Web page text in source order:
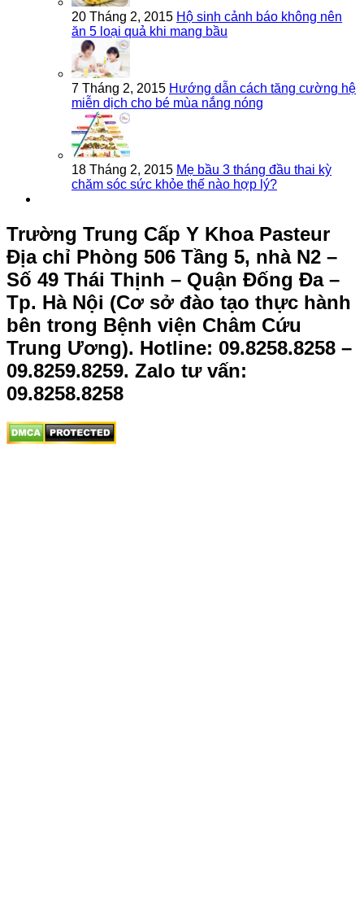
20 Tháng 2, 2015 Hộ sinh cảnh báo không nên
ăn 5 loại quả khi mang bầu
7 Tháng 2, 2015 Hướng dẫn cách tăng cường hệ
miễn dịch cho bé mùa nắng nóng
18 Tháng 2, 2015 Mẹ bầu 3 tháng đầu thai kỳ
chăm sóc sức khỏe thế nào hợp lý?
Trường Trung Cấp Y Khoa Pasteur
Địa chỉ Phòng 506 Tầng 5, nhà N2 –
Số 49 Thái Thịnh – Quận Đống Đa –
Tp. Hà Nội (Cơ sở đào tạo thực hành
bên trong Bệnh viện Châm Cứu
Trung Ương). Hotline: 09.8258.8258 –
09.8259.8259. Zalo tư vấn:
09.8258.8258